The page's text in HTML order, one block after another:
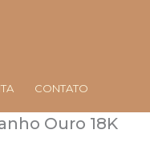
CONTATO
Ouro 18K